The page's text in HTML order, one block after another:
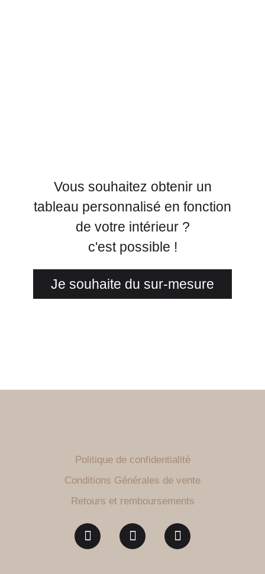
Vous souhaitez obtenir un
tableau personnalisé en fonction
de votre intérieur ?
c'est possible !
Je souhaite du sur-mesure
Politique de confidentialité
Conditions Générales de vente
Retours et remboursements